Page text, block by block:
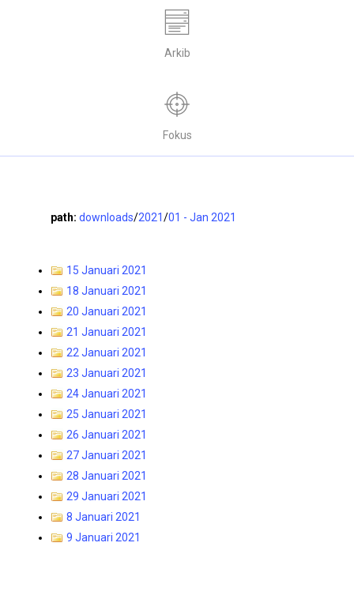
Arkib
Fokus
path: downloads/2021/01 - Jan 2021
15 Januari 2021
18 Januari 2021
20 Januari 2021
21 Januari 2021
22 Januari 2021
23 Januari 2021
24 Januari 2021
25 Januari 2021
26 Januari 2021
27 Januari 2021
28 Januari 2021
29 Januari 2021
8 Januari 2021
9 Januari 2021